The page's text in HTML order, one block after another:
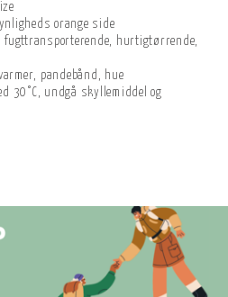
orange side
fugttransporterende, hurtigtørrende,
pandebånd, hue
30°C, undgå skyllemiddel og